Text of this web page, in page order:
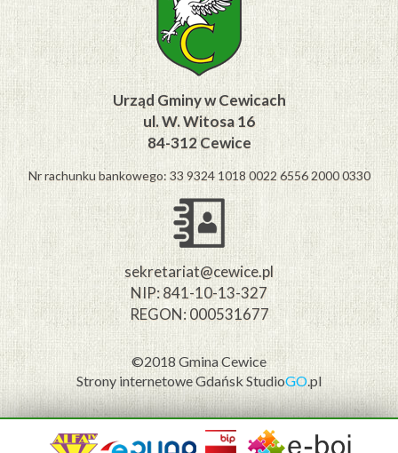
Urząd Gminy w Cewicach
ul. W. Witosa 16
84-312 Cewice
Nr rachunku bankowego: 33 9324 1018 0022 6556 2000 0330
sekretariat@cewice.pl
NIP: 841-10-13-327
REGON: 000531677
©2018 Gmina Cewice
Strony internetowe GdańskStudioGO.pl